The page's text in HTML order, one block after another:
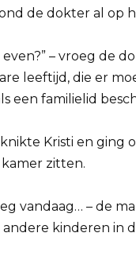
de dokter al op
even?” – vroeg de
leeftijd, die er
een familielid
Kristi en ging
zitten.
vandaag… – de
kinderen in